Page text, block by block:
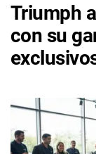
Triumph
con su